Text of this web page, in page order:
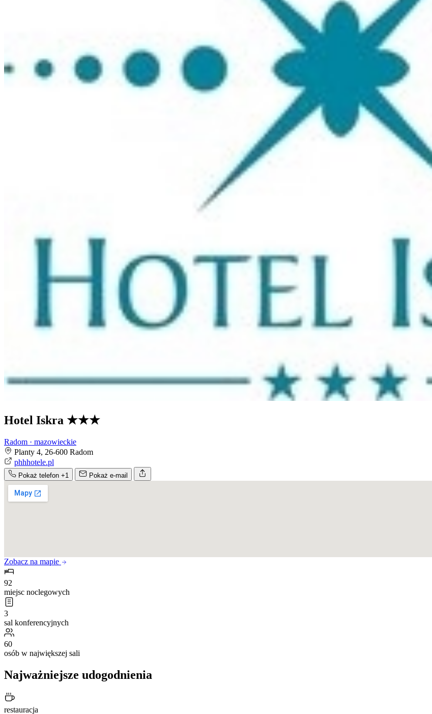
Hotel Iskra ★★★
Radom · mazowieckie
Planty 4, 26-600 Radom
phhhotele.pl
Pokaż telefon +1 Pokaż e-mail
Zobacz na mapie
92
miejsc noclegowych
3
sal konferencyjnych
60
osób w największej sali
Najważniejsze udogodnienia
restauracja